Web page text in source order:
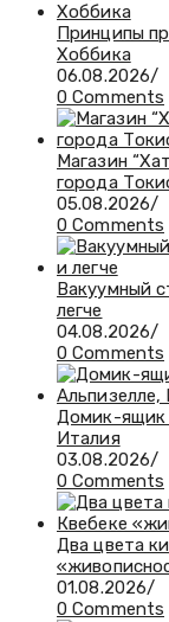
Принципы
Хоббика
06.08.2026/
0 Comments
Магазин
города
05.08.2026/
0 Comments
Вакуумный
легче
04.08.2026/
0 Comments
Домик-ящик
Италия
03.08.2026/
0 Comments
Два цвета
01.08.2026/
0 Comments